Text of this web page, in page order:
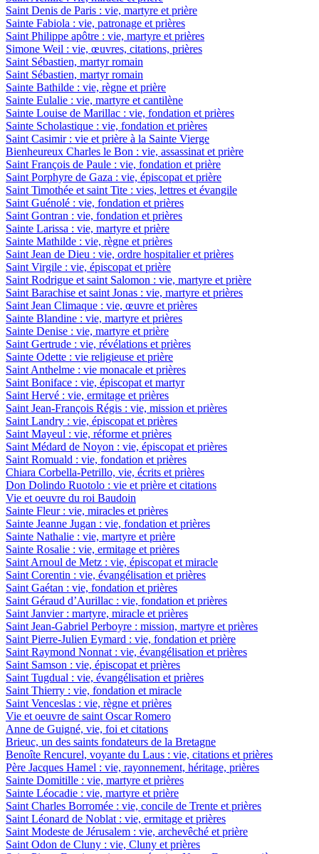
Saint Denis de Paris : vie, martyre et prière
Sainte Fabiola : vie, patronage et prières
Saint Philippe apôtre : vie, martyre et prières
Simone Weil : vie, œuvres, citations, prières
Saint Sébastien, martyr romain
Saint Sébastien, martyr romain
Sainte Bathilde : vie, règne et prière
Sainte Eulalie : vie, martyre et cantilène
Sainte Louise de Marillac : vie, fondation et prières
Sainte Scholastique : vie, fondation et prières
Saint Casimir : vie et prière à la Sainte Vierge
Bienheureux Charles le Bon : vie, assassinat et prière
Saint François de Paule : vie, fondation et prière
Saint Porphyre de Gaza : vie, épiscopat et prière
Saint Timothée et saint Tite : vies, lettres et évangile
Saint Guénolé : vie, fondation et prières
Saint Gontran : vie, fondation et prières
Sainte Larissa : vie, martyre et prière
Sainte Mathilde : vie, règne et prières
Saint Jean de Dieu : vie, ordre hospitalier et prières
Saint Virgile : vie, épiscopat et prière
Saint Rodrigue et saint Salomon : vie, martyre et prière
Saint Barachise et saint Jonas : vie, martyre et prières
Saint Jean Climaque : vie, œuvre et prières
Sainte Blandine : vie, martyre et prières
Sainte Denise : vie, martyre et prière
Saint Gertrude : vie, révélations et prières
Sainte Odette : vie religieuse et prière
Saint Anthelme : vie monacale et prières
Saint Boniface : vie, épiscopat et martyr
Saint Hervé : vie, ermitage et prières
Saint Jean-François Régis : vie, mission et prières
Saint Landry : vie, épiscopat et prières
Saint Mayeul : vie, réforme et prières
Saint Médard de Noyon : vie, épiscopat et prières
Saint Romuald : vie, fondation et prières
Chiara Corbella-Petrillo, vie, écrits et prières
Don Dolindo Ruotolo : vie et prière et citations
Vie et oeuvre du roi Baudoin
Sainte Fleur : vie, miracles et prières
Sainte Jeanne Jugan : vie, fondation et prières
Sainte Nathalie : vie, martyre et prière
Sainte Rosalie : vie, ermitage et prières
Saint Arnoul de Metz : vie, épiscopat et miracle
Saint Corentin : vie, évangélisation et prières
Saint Gaétan : vie, fondation et prières
Saint Géraud d’Aurillac : vie, fondation et prières
Saint Janvier : martyre, miracle et prières
Saint Jean-Gabriel Perboyre : mission, martyre et prières
Saint Pierre-Julien Eymard : vie, fondation et prière
Saint Raymond Nonnat : vie, évangélisation et prières
Saint Samson : vie, épiscopat et prières
Saint Tugdual : vie, évangélisation et prières
Saint Thierry : vie, fondation et miracle
Saint Venceslas : vie, règne et prières
Vie et oeuvre de saint Oscar Romero
Anne de Guigné, vie, foi et citations
Brieuc, un des saints fondateurs de la Bretagne
Benoîte Rencurel, voyante du Laus : vie, citations et prières
Père Jacques Hamel : vie, rayonnement, héritage, prières
Sainte Domitille : vie, martyre et prières
Sainte Léocadie : vie, martyre et prière
Saint Charles Borromée : vie, concile de Trente et prières
Saint Léonard de Noblat : vie, ermitage et prières
Saint Modeste de Jérusalem : vie, archevêché et prière
Saint Odon de Cluny : vie, Cluny et prières